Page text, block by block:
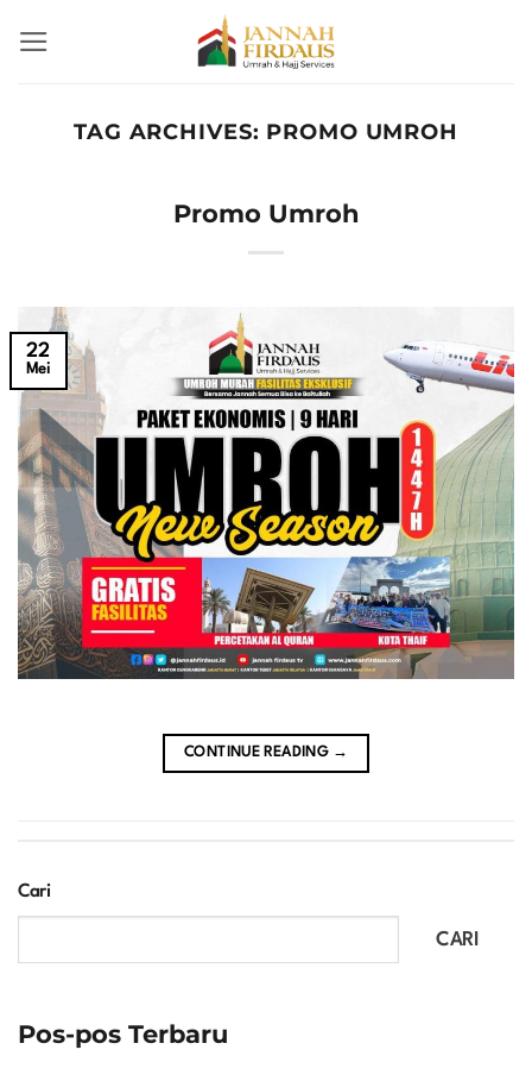
TAG ARCHIVES: PROMO UMROH
Promo Umroh
22
Mei
CONTINUE READING →
Cari
CARI
Pos-pos Terbaru